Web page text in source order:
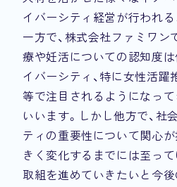
イバーシティ経営が行われる
一方で、株式会社ファミワン
療や妊活についての認知度
イバーシティ、特に女性活
等で注目されるようになっ
いいます。しかし他方で、社
ティの重要性について関心
きく変化するまでには至っ
取組を進めていきたいと今